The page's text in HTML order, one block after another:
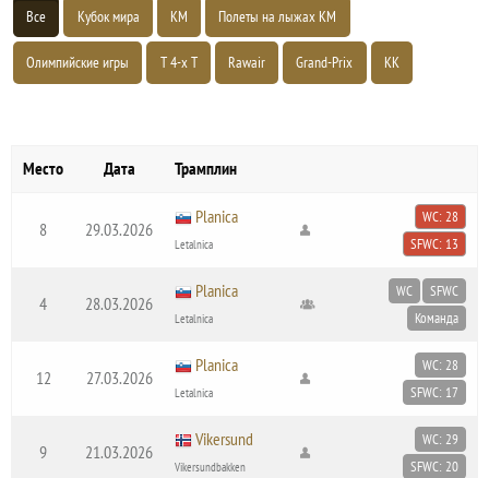
Все Кубок мира КМ Полеты на лыжах КМ
Олимпийские игры Т 4-х Т Rawair Grand-Prix КК
Место Дата Трамплин
8 29.03.2026
Planica
Letalnica
WC: 28
SFWC: 13
4 28.03.2026
Planica
Letalnica
WC
SFWC
Команда
12 27.03.2026
Planica
Letalnica
WC: 28
SFWC: 17
9 21.03.2026
Vikersund
Vikersundbakken
WC: 29
SFWC: 20